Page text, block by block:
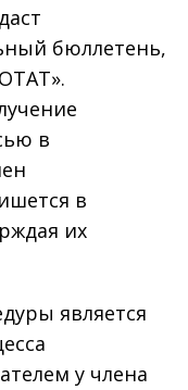
бюллетень,
в
в
их
является
у члена